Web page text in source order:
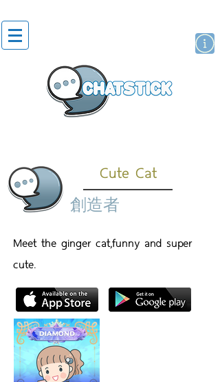
Cute Cat
創造者
Meet the ginger cat,funny and super
cute.